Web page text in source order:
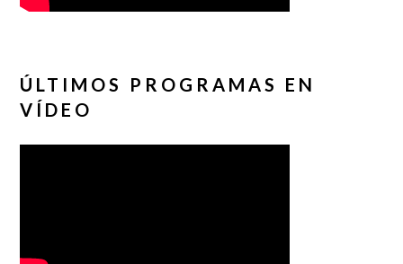
ÚLTIMOS PROGRAMAS EN
VÍDEO